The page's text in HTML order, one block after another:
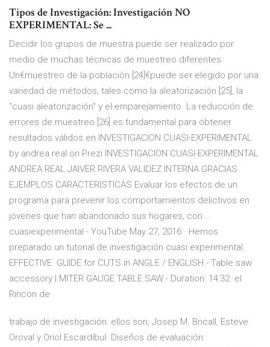
Tipos de Investigación: Investigación NO
EXPERIMENTAL: Se ...
Decidir los grupos de muestra puede ser realizado por
medio de muchas técnicas de muestreo diferentes.
Un€muestreo de la población [24]€puede ser elegido por una
variedad de métodos, tales como la aleatorización [25], la
"cuasi aleatorización" y el emparejamiento. La reducción de
errores de muestreo [26] es fundamental para obtener
resultados válidos en INVESTIGACION CUASI-EXPERIMENTAL
by andrea real on Prezi INVESTIGACION CUASI-EXPERIMENTAL
ANDREA REAL JAIVER RIVERA VALIDEZ INTERNA GRACIAS
EJEMPLOS CARACTERISTICAS Evaluar los efectos de un
programa para prevenir los comportamientos delictivos en
jóvenes que han abandonado sus hogares, con …
cuasiexperimental - YouTube May 27, 2016 · Hemos
preparado un tutorial de investigación cuasi experimental. ️
EFFECTIVE ️ GUIDE for CUTS in ANGLE / ENGLISH - Table saw
accessory | MITER GAUGE TABLE SAW - Duration: 14:32. el
Rincon de
trabajo de investigación: ellos son, Josep M. Bricall, Esteve
Oroval y Oriol Escardíbul. Diseños de evaluación: